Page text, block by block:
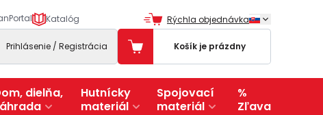
Katalóg Rýchla objednávka
Prihlásenie / Registrácia Košík je prázdny
dielňa,
Hutnícky
materiál
Spojovací
materiál
%
Zľava